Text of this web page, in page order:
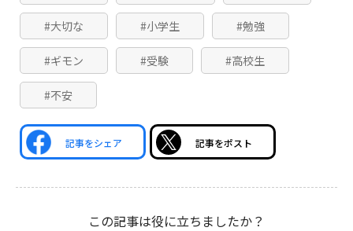
#大切な #小学生 #勉強
#ギモン #受験 #高校生
#不安
記事をシェア 記事をポスト
この記事は役に立ちましたか？